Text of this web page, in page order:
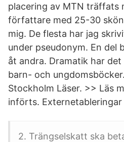
placering av MTN träffats
författare med 25-30
mig. De flesta har jag
under pseudonym. En del
åt andra. Dramatik har
barn- och
Stockholm Läser. >> Läs
införts.
2. Trängselskatt ska